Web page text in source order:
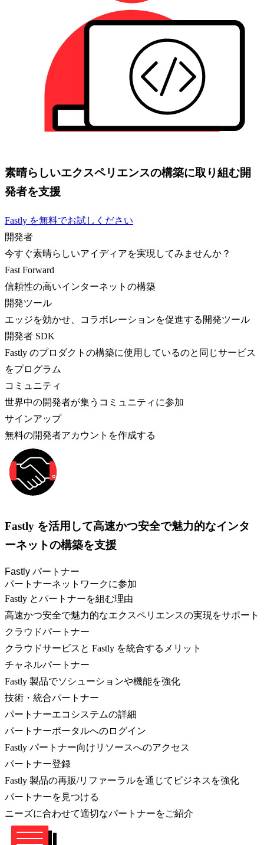
素晴らしいエクスペリエンスの構築に取り組む開
発者を支援
Fastly を無料でお試しください
開発者
今すぐ素晴らしいアイディアを実現してみませんか？
Fast Forward
信頼性の高いインターネットの構築
開発ツール
エッジを効かせ、コラボレーションを促進する開発ツール
開発者 SDK
Fastly のプロダクトの構築に使用しているのと同じサービス
をプログラム
コミュニティ
世界中の開発者が集うコミュニティに参加
サインアップ
無料の開発者アカウントを作成する
Fastly を活用して高速かつ安全で魅力的なインタ
ーネットの構築を支援
Fastly パートナー
パートナーネットワークに参加
Fastly とパートナーを組む理由
高速かつ安全で魅力的なエクスペリエンスの実現をサポート
クラウドパートナー
クラウドサービスと Fastly を統合するメリット
チャネルパートナー
Fastly 製品でソシューションや機能を強化
技術・統合パートナー
パートナーエコシステムの詳細
パートナーポータルへのログイン
Fastly パートナー向けリソースへのアクセス
パートナー登録
Fastly 製品の再販/リファーラルを通じてビジネスを強化
パートナーを見つける
ニーズに合わせて適切なパートナーをご紹介